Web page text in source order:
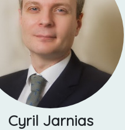
Cyril Jarnias